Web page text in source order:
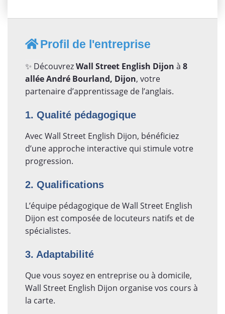
Profil de l'entreprise
✨ DécouvrezWall Street English Dijon à 8
allée André Bourland, Dijon, votre
partenaire d’apprentissage de l’anglais.
1. Qualité pédagogique
Avec Wall Street English Dijon, bénéficiez
d’une approche interactive qui stimule votre
progression.
2. Qualifications
L’équipe pédagogique de Wall Street English
Dijon est composée de locuteurs natifs et de
spécialistes.
3. Adaptabilité
Que vous soyez en entreprise ou à domicile,
Wall Street English Dijon organise vos cours à
la carte.